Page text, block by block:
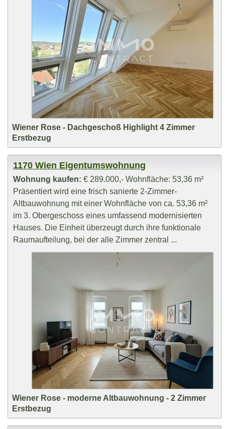
Wiener Rose - Dachgeschoß Highlight 4 Zimmer
Erstbezug
1170 Wien Eigentumswohnung
Wohnung kaufen: € 289.000,- Wohnfläche: 53,36 m²
Präsentiert wird eine frisch sanierte 2-Zimmer-
Altbauwohnung mit einer Wohnfläche von ca. 53,36 m²
im 3. Obergeschoss eines umfassend modernisierten
Hauses. Die Einheit überzeugt durch ihre funktionale
Raumaufteilung, bei der alle Zimmer zentral ...
Wiener Rose - moderne Altbauwohnung - 2 Zimmer
Erstbezug